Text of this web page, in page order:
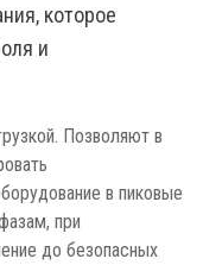
которое
и
Позволяют в
в пиковые
при
до безопасных